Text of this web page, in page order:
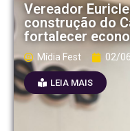
Vereador
construção do
fortalecer
Mídia Fest 02/
LEIA MAIS